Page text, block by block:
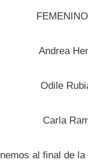
al final de